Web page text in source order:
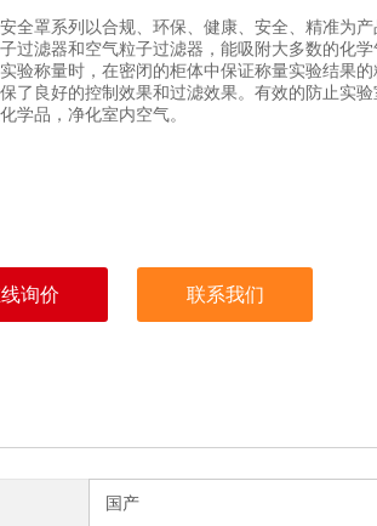
全罩系列以合规、环保、健康、安全、精准为
过滤器和空气粒子过滤器，能吸附大多数的化学
验称量时，在密闭的柜体中保证称量实验结果
了良好的控制效果和过滤效果。有效的防止实
学品，净化室内空气。
询价 联系我们
国产